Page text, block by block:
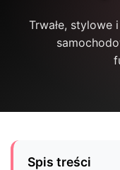
Trwałe, stylowe
Spis treści